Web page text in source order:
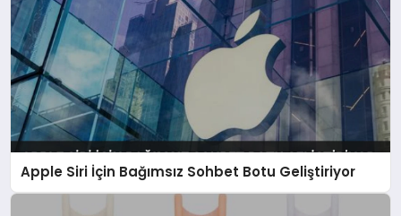
Apple Siri İçin Bağımsız Sohbet Botu Geliştiriyor